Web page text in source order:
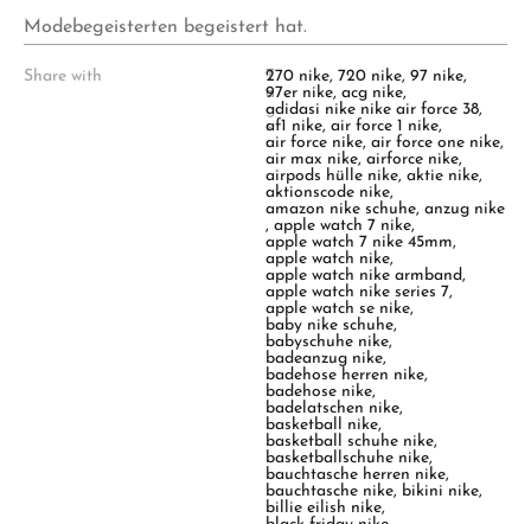
Modebegeisterten begeistert hat.
Share with
T
a
g
s
:
270 nike,720 nike,97 nike,
97er nike,acg nike,
adidasi nike nike air force 38,
af1 nike,air force 1 nike,
air force nike,air force one nike,
air max nike,airforce nike,
airpods hülle nike,aktie nike,
aktionscode nike,
amazon nike schuhe,anzug nike
,apple watch 7 nike,
apple watch 7 nike 45mm,
apple watch nike,
apple watch nike armband,
apple watch nike series 7,
apple watch se nike,
baby nike schuhe,
babyschuhe nike,
badeanzug nike,
badehose herren nike,
badehose nike,
badelatschen nike,
basketball nike,
basketball schuhe nike,
basketballschuhe nike,
bauchtasche herren nike,
bauchtasche nike, bikini nike,
billie eilish nike,